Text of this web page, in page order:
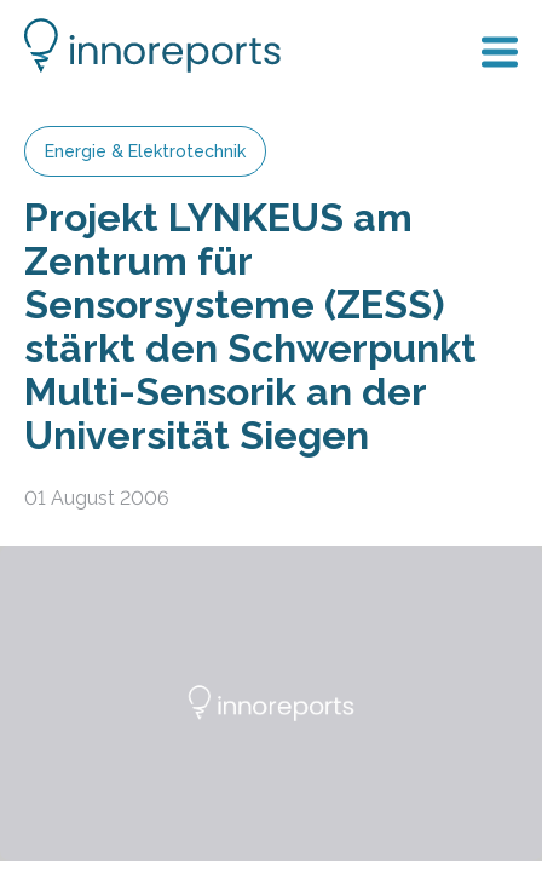
Energie & Elektrotechnik
Projekt LYNKEUS am
Zentrum für
Sensorsysteme (ZESS)
stärkt den Schwerpunkt
Multi-Sensorik an der
Universität Siegen
01 August 2006